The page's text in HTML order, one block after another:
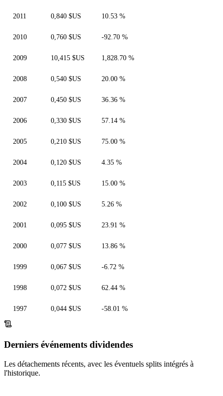
2011 0,840 $US 10.53 %
2010 0,760 $US -92.70 %
2009 10,415 $US 1,828.70 %
2008 0,540 $US 20.00 %
2007 0,450 $US 36.36 %
2006 0,330 $US 57.14 %
2005 0,210 $US 75.00 %
2004 0,120 $US 4.35 %
2003 0,115 $US 15.00 %
2002 0,100 $US 5.26 %
2001 0,095 $US 23.91 %
2000 0,077 $US 13.86 %
1999 0,067 $US -6.72 %
1998 0,072 $US 62.44 %
1997 0,044 $US -58.01 %
Derniers événements dividendes
Les détachements récents, avec les éventuels splits intégrés à
l'historique.